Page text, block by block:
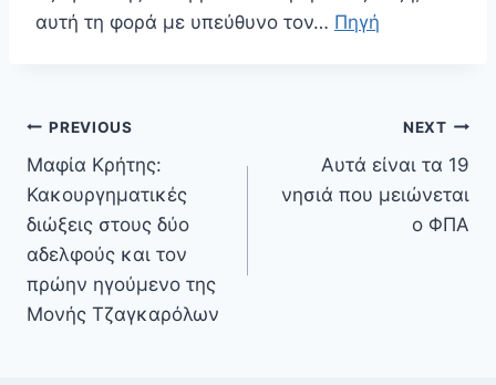
αυτή τη φορά με υπεύθυνο τον… Πηγή
Πλοήγηση
άρθρων
PREVIOUS
Μαφία Κρήτης:
Κακουργηματικές
διώξεις στους δύο
αδελφούς και τον
πρώην ηγούμενο της
Μονής Τζαγκαρόλων
NEXT
Αυτά είναι τα 19
νησιά που μειώνεται
ο ΦΠΑ